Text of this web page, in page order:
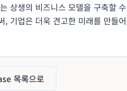
상생의 비즈니스 모델을 구축할
, 기업은 더욱 견고한 미래를 만들
목록으로